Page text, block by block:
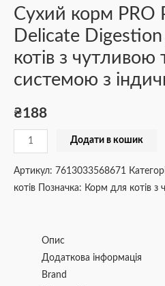
Сухий корм PRO
Delicate
котів з чутливою
системою з
₴188
Додати в кошик
Артикул: 7613033568671
котів
Позначка: Корм для котів з
Опис
Додаткова інформація
Brand